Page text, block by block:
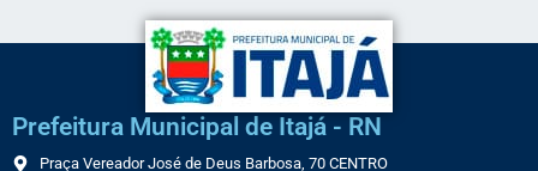
Prefeitura Municipal de Itajá - RN
Praça Vereador José de Deus Barbosa, 70 CENTRO